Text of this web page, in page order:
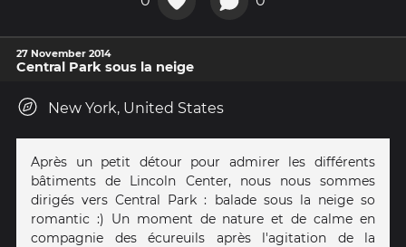
27 November 2014
Central Park sous la neige
New York, United States
Après un petit détour pour admirer les différents
bâtiments de Lincoln Center, nous nous sommes
dirigés vers Central Park : balade sous la neige so
romantic :) Un moment de nature et de calme en
compagnie des écureuils après l'agitation de la